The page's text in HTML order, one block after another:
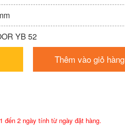
YB 52
Thêm vào giỏ hàng
đến 2 ngày tính từ ngày đặt hàng.